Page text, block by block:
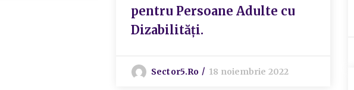
pentru Persoane Adulte cu
Dizabilități.
Sector5.ro 18 noiembrie 2022